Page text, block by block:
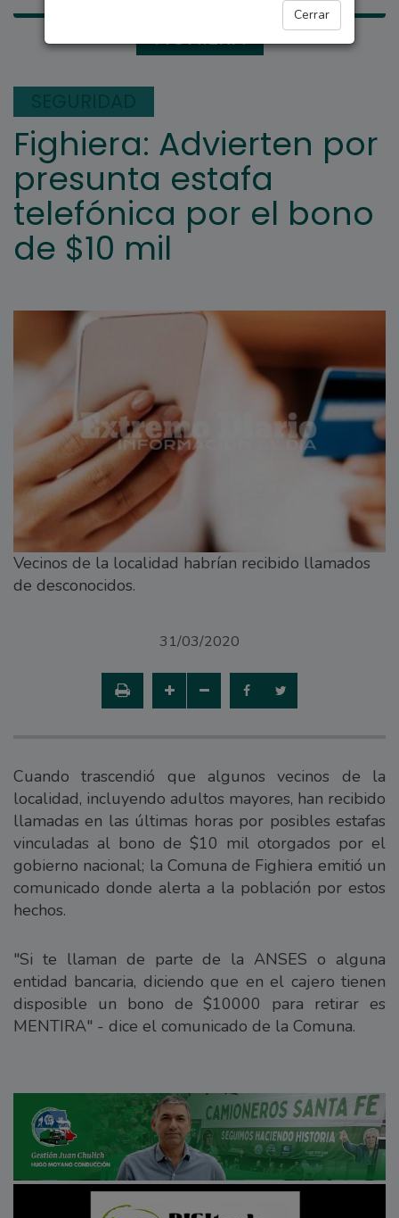
Cerrar
FIGHIERA
Fighiera: Advierten por
presunta estafa
telefónica por el bono
de $10 mil
Vecinos de la localidad habrían recibido llamados
de desconocidos.
31/03/2020
Cuando trascendió que algunos vecinos de la
localidad, incluyendo adultos mayores, han recibido
llamadas en las últimas horas por posibles estafas
vinculadas al bono de $10 mil otorgados por el
gobierno nacional; la Comuna de Fighiera emitió un
comunicado donde alerta a la población por estos
hechos.
"Si te llaman de parte de la ANSES o alguna
entidad bancaria, diciendo que en el cajero tienen
disposible un bono de $10000 para retirar es
MENTIRA" - dice el comunicado de la Comuna.